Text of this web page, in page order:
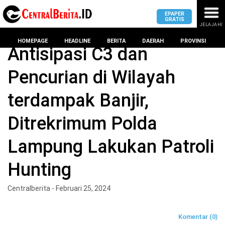
MASUK
KOTA
BANDAR
LAMPUNG
METRO
DPRD
PROVINSI
DPRD
KOTA
LAMPUNG
SUMSEL
BANTEN
EPAPER
GRATIS
JELAJAHI
HOMEPAGE HEADLINE BERITA DAERAH PROVINSI
Antisipasi C3 dan
Pencurian di Wilayah
terdampak Banjir,
Ditrekrimum Polda
Lampung Lakukan Patroli
Hunting
Centralberita - Februari 25, 2024
Komentar (0)